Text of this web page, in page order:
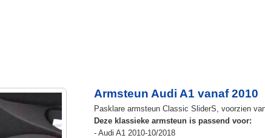
Armsteun Audi A1 vanaf 2010
Pasklare armsteun Classic SliderS, voorzien
Deze klassieke armsteun is passend voor:
- Audi A1 2010-10/2018